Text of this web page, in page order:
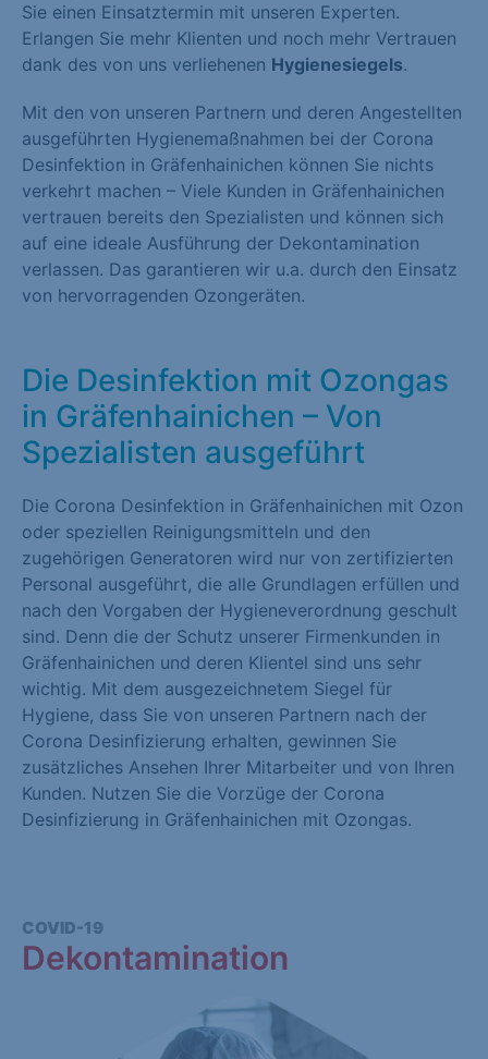
Sie einen Einsatztermin mit unseren Experten.
Erlangen Sie mehr Klienten und noch mehr Vertrauen
dank des von uns verliehenen Hygienesiegels.
Mit den von unseren Partnern und deren Angestellten
ausgeführten Hygienemaßnahmen bei der Corona
Desinfektion in Gräfenhainichen können Sie nichts
verkehrt machen – Viele Kunden in Gräfenhainichen
vertrauen bereits den Spezialisten und können sich
auf eine ideale Ausführung der Dekontamination
verlassen. Das garantieren wir u.a. durch den Einsatz
von hervorragenden Ozongeräten.
Die Desinfektion mit Ozongas
in Gräfenhainichen – Von
Spezialisten ausgeführt
Die Corona Desinfektion in Gräfenhainichen mit Ozon
oder speziellen Reinigungsmitteln und den
zugehörigen Generatoren wird nur von zertifizierten
Personal ausgeführt, die alle Grundlagen erfüllen und
nach den Vorgaben der Hygieneverordnung geschult
sind. Denn die der Schutz unserer Firmenkunden in
Gräfenhainichen und deren Klientel sind uns sehr
wichtig. Mit dem ausgezeichnetem Siegel für
Hygiene, dass Sie von unseren Partnern nach der
Corona Desinfizierung erhalten, gewinnen Sie
zusätzliches Ansehen Ihrer Mitarbeiter und von Ihren
Kunden. Nutzen Sie die Vorzüge der Corona
Desinfizierung in Gräfenhainichen mit Ozongas.
COVID-19
Dekontamination